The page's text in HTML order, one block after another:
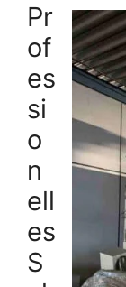
Pr
of
es
si
o
n
ell
es
S